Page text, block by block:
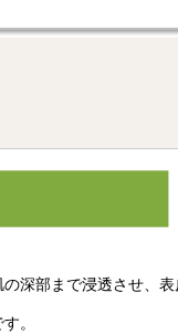
深部まで浸透させ、
。